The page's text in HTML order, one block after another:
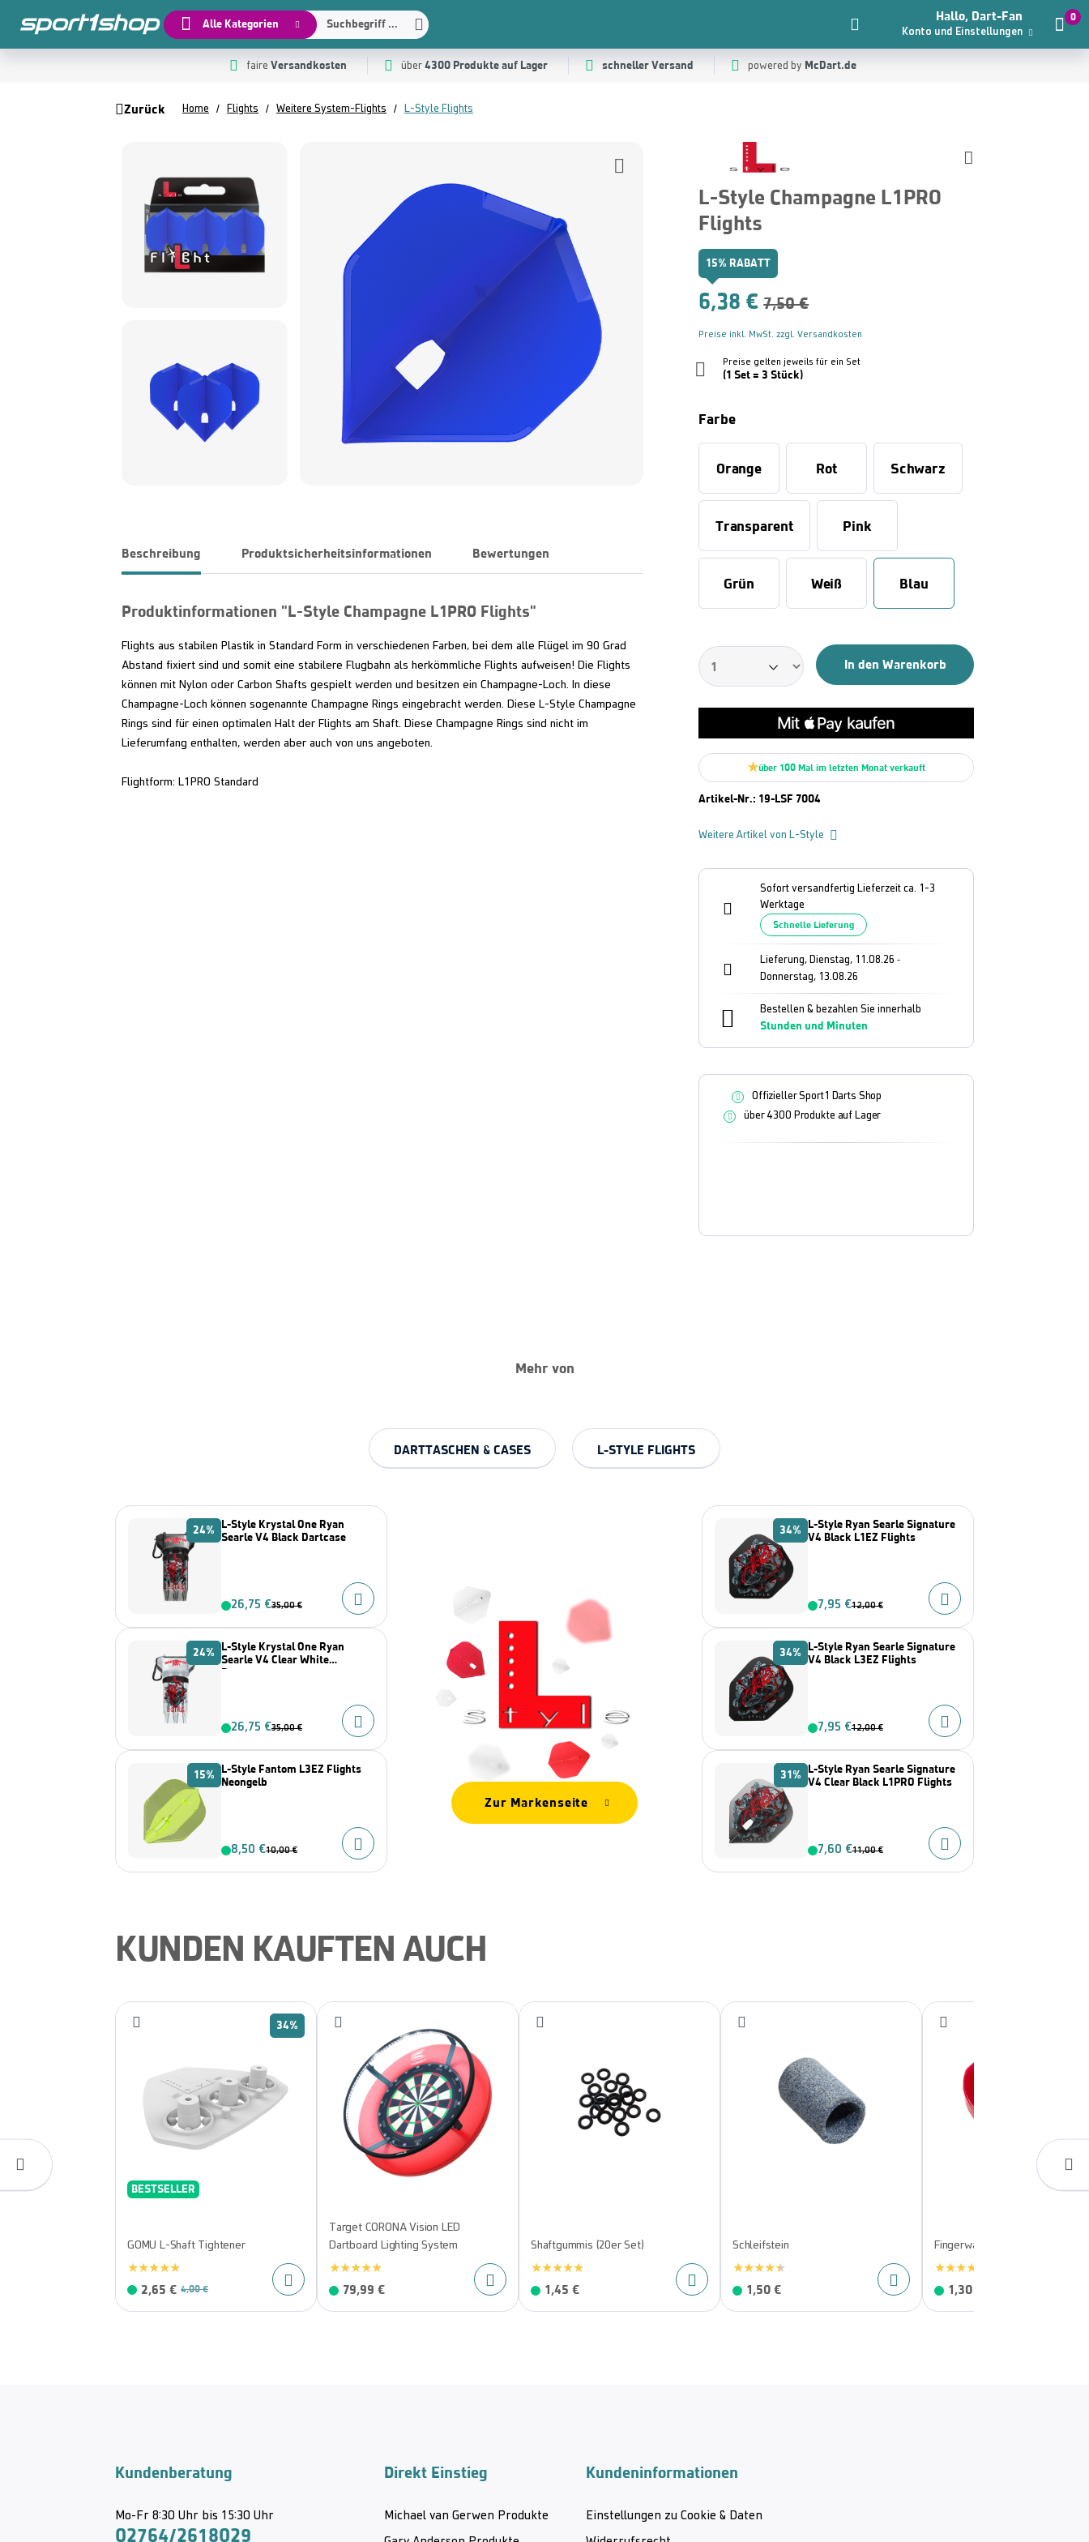
Alle Kategorien Suchbegriff ...
Hallo, Dart-Fan
Konto und Einstellungen
0
faire Versandkosten über 4300 Produkte auf Lager schneller Versand powered by McDart.de
Zurück Home Flights Weitere System-Flights L-Style Flights
Beschreibung Produktsicherheitsinformationen Bewertungen
Produktinformationen "L-Style Champagne L1PRO Flights"
Flights aus stabilen Plastik in Standard Form in verschiedenen Farben, bei dem alle Flügel im 90 Grad
Abstand fixiert sind und somit eine stabilere Flugbahn als herkömmliche Flights aufweisen! Die Flights
können mit Nylon oder Carbon Shafts gespielt werden und besitzen ein Champagne-Loch. In diese
Champagne-Loch können sogenannte Champagne Rings eingebracht werden. Diese L-Style Champagne
Rings sind für einen optimalen Halt der Flights am Shaft. Diese Champagne Rings sind nicht im
Lieferumfang enthalten, werden aber auch von uns angeboten.
Flightform: L1PRO Standard
L-Style Champagne L1PRO
Flights
15% RABATT
6,38 € 7,50 €
Preise inkl. MwSt. zzgl. Versandkosten
Preise gelten jeweils für ein Set
(1 Set = 3 Stück)
Farbe
Orange Rot Schwarz
Transparent Pink
Grün Weiß Blau
In den Warenkorb
Artikel-Nr.: 19-LSF 7004
über 100 Mal im letzten Monat verkauft
Weitere Artikel von L-Style
Sofort versandfertig Lieferzeit ca. 1-3
Werktage
Schnelle Lieferung
Lieferung, Dienstag, 11.08.26 -
Donnerstag, 13.08.26
Bestellen & bezahlen Sie innerhalb
Stunden und Minuten
Offizieller Sport1 Darts Shop
über 4300 Produkte auf Lager
Mehr von
DARTTASCHEN & CASES L-STYLE FLIGHTS
24% L-Style Krystal One Ryan
Searle V4 Black Dartcase
26,75 €35,00 €
24% L-Style Krystal One Ryan
Searle V4 Clear White
Dartcase
26,75 €35,00 €
15% L-Style Fantom L3EZ Flights
Neongelb
8,50 €10,00 €
Zur Markenseite
34% L-Style Ryan Searle Signature
V4 Black L1EZ Flights
7,95 €12,00 €
34% L-Style Ryan Searle Signature
V4 Black L3EZ Flights
7,95 €12,00 €
31% L-Style Ryan Searle Signature
V4 Clear Black L1PRO Flights
7,60 €11,00 €
KUNDEN KAUFTEN AUCH
34%
BESTSELLER
GOMU L-Shaft Tightener
2,65 € 4,00 €
Target CORONA Vision LED
Dartboard Lighting System
79,99 €
Shaftgummis (20er Set)
1,45 €
Schleifstein
1,50 €
Fingerwachs
1,30 €
Kundenberatung
Mo-Fr 8:30 Uhr bis 15:30 Uhr
02764/2618029
Direkt Einstieg
Michael van Gerwen Produkte
Kundeninformationen
Einstellungen zu Cookie & Daten